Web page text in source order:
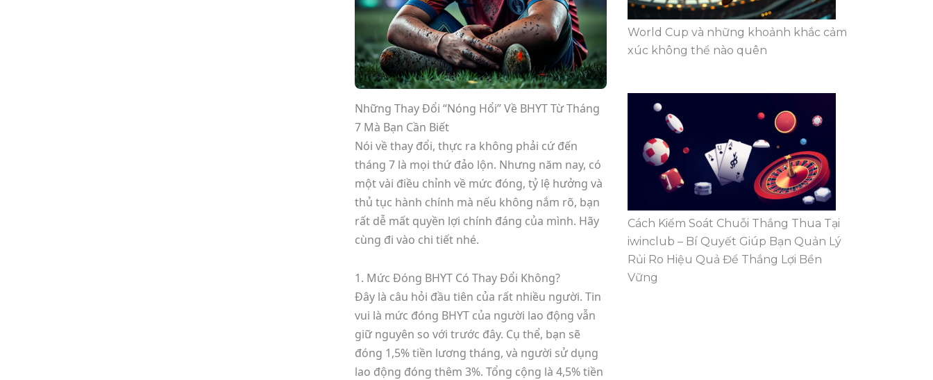
Những Thay Đổi “Nóng Hổi” Về BHYT Từ Tháng
7 Mà Bạn Cần Biết
Nói về thay đổi, thực ra không phải cứ đến
tháng 7 là mọi thứ đảo lộn. Nhưng năm nay, có
một vài điều chỉnh về mức đóng, tỷ lệ hưởng và
thủ tục hành chính mà nếu không nắm rõ, bạn
rất dễ mất quyền lợi chính đáng của mình. Hãy
cùng đi vào chi tiết nhé.
1. Mức Đóng BHYT Có Thay Đổi Không?
Đây là câu hỏi đầu tiên của rất nhiều người. Tin
vui là mức đóng BHYT của người lao động vẫn
giữ nguyên so với trước đây. Cụ thể, bạn sẽ
đóng 1,5% tiền lương tháng, và người sử dụng
lao động đóng thêm 3%. Tổng cộng là 4,5% tiền
World Cup và những khoảnh khắc cảm
xúc không thể nào quên
Cách Kiểm Soát Chuỗi Thắng Thua Tại
iwinclub – Bí Quyết Giúp Bạn Quản Lý
Rủi Ro Hiệu Quả Để Thắng Lợi Bền
Vững